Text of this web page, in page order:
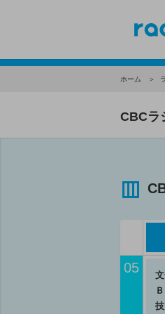
ホーム
CBCラ
05